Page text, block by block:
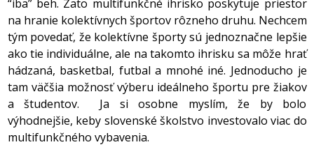
“iba” beh. Zato multifunkčné ihrisko poskytuje priestor
na hranie kolektívnych športov rôzneho druhu. Nechcem
tým povedať, že kolektívne športy sú jednoznačne lepšie
ako tie individuálne, ale na takomto ihrisku sa môže hrať
hádzaná, basketbal, futbal a mnohé iné. Jednoducho je
tam väčšia možnosť výberu ideálneho športu pre žiakov
a študentov. Ja si osobne myslím, že by bolo
výhodnejšie, keby slovenské školstvo investovalo viac do
multifunkčného vybavenia.